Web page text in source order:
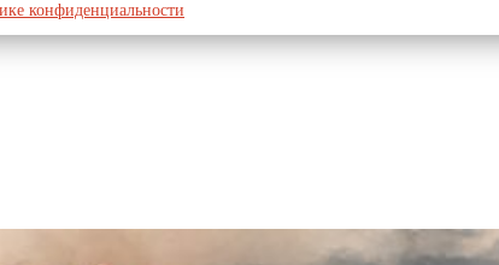
конфиденциальности